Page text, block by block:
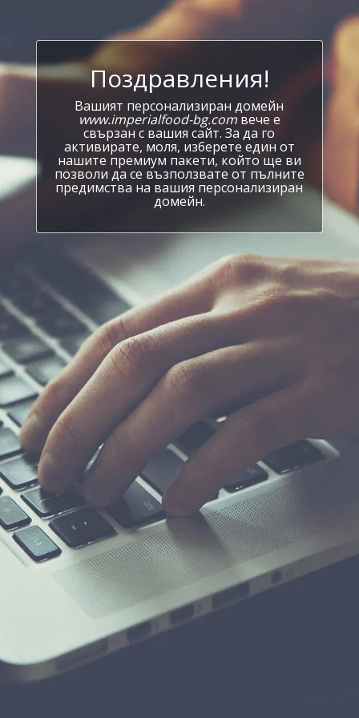
Поздравления!
Вашият персонализиран домейн
www.imperialfood-bg.comвече е
свързан с вашия сайт. За да го
активирате, моля, изберете един от
нашите премиум пакети, който ще ви
позволи да се възползвате от пълните
предимства на вашия персонализиран
домейн.